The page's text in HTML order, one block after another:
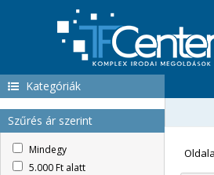
Kategóriák
Szűrés ár szerint
Mindegy
5.000 Ft alatt